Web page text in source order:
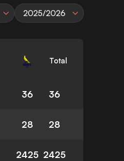
2025/2026
Total
36 36
28 28
2425 2425